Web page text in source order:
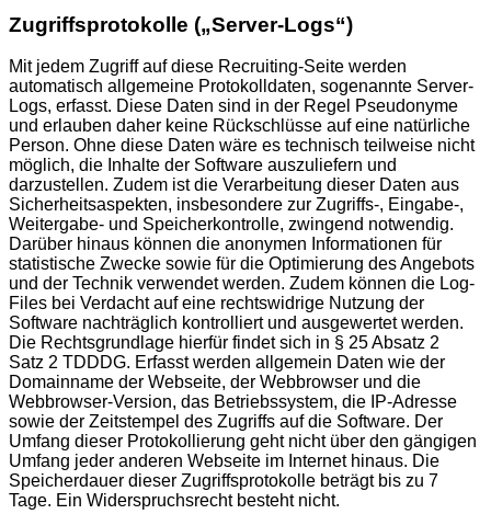
Zugriffsprotokolle („Server-Logs“)
Mit jedem Zugriff auf diese Recruiting-Seite werden
automatisch allgemeine Protokolldaten, sogenannte Server-
Logs, erfasst. Diese Daten sind in der Regel Pseudonyme
und erlauben daher keine Rückschlüsse auf eine natürliche
Person. Ohne diese Daten wäre es technisch teilweise nicht
möglich, die Inhalte der Software auszuliefern und
darzustellen. Zudem ist die Verarbeitung dieser Daten aus
Sicherheitsaspekten, insbesondere zur Zugriffs-, Eingabe-,
Weitergabe- und Speicherkontrolle, zwingend notwendig.
Darüber hinaus können die anonymen Informationen für
statistische Zwecke sowie für die Optimierung des Angebots
und der Technik verwendet werden. Zudem können die Log-
Files bei Verdacht auf eine rechtswidrige Nutzung der
Software nachträglich kontrolliert und ausgewertet werden.
Die Rechtsgrundlage hierfür findet sich in § 25 Absatz 2
Satz 2 TDDDG. Erfasst werden allgemein Daten wie der
Domainname der Webseite, der Webbrowser und die
Webbrowser-Version, das Betriebssystem, die IP-Adresse
sowie der Zeitstempel des Zugriffs auf die Software. Der
Umfang dieser Protokollierung geht nicht über den gängigen
Umfang jeder anderen Webseite im Internet hinaus. Die
Speicherdauer dieser Zugriffsprotokolle beträgt bis zu 7
Tage. Ein Widerspruchsrecht besteht nicht.